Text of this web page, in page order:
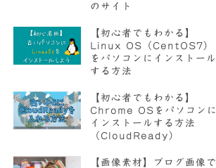
のサイト
【初心者でもわかる】
Linux OS（CentOS7）
をパソコンにインストール
する方法
【初心者でもわかる】
Chrome OSをパソコンに
インストールする方法
（CloudReady）
【画像素材】ブログ画像で